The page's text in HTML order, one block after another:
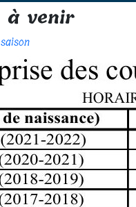
à venir